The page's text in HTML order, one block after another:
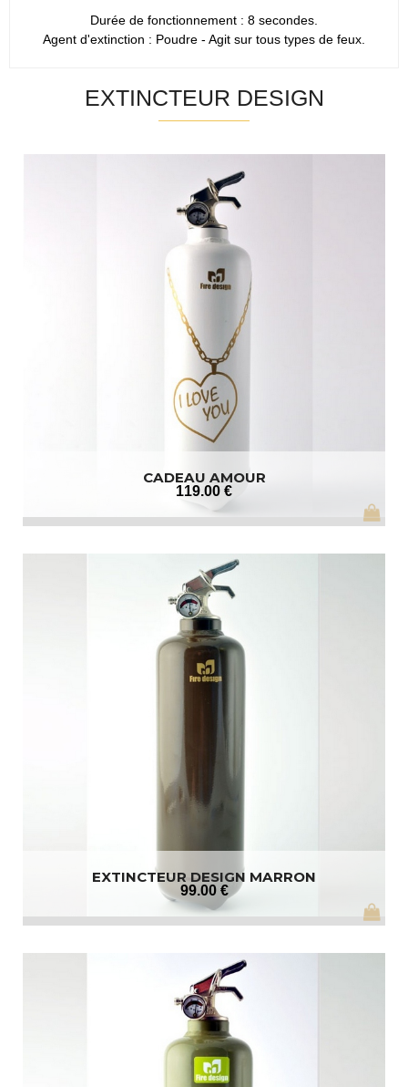
Durée de fonctionnement : 8 secondes.
Agent d'extinction : Poudre - Agit sur tous types de feux.
EXTINCTEUR DESIGN
CADEAU AMOUR
119.00 €
EXTINCTEUR DESIGN MARRON
99.00 €